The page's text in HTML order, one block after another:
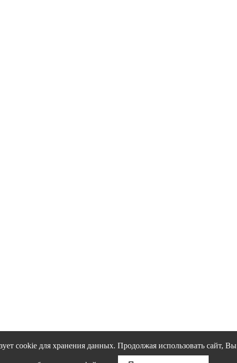
cookie для хранения данных. Продолжая использовать сайт, Вы